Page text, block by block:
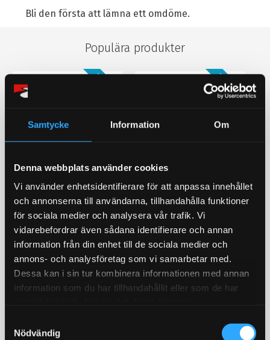
Samtycke Information Om
Denna webbplats använder cookies
Vi använder enhetsidentifierare för att anpassa innehållet
och annonserna till användarna, tillhandahålla funktioner
för sociala medier och analysera vår trafik. Vi
vidarebefordrar även sådana identifierare och annan
information från din enhet till de sociala medier och
annons- och analysföretag som vi samarbetar med.
Dessa kan i sin tur kombinera informationen med annan
information som du har tillhandahållit eller som de har
Nödvändig
Bli den första att lämna ett omdöme.
Populära produkter
Foliatec, flera olika färger!
2- komponents
bromsoksfärg / Välj färg i
rullistan
Lägg till i favoriter
INFO
Bränslepump Walbro
GST450 450L/h in tank
Värstingbränslepump!
450l/timman
1 679
STORSÄLJARE!
Lägg till i favoriterKÖP